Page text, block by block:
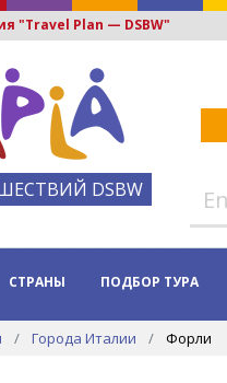
"Travel Plan — DSBW"
DSBW
СТРАНЫ ПОДБОР ТУРА
Города Италии Форли